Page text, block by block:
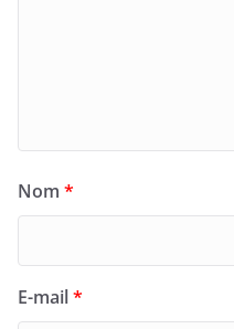
Nom *
E-mail*